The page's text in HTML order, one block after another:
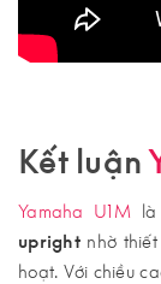
Kết luận
Yamaha U1M
uprightnhờ thiết
hoạt. Với chiều